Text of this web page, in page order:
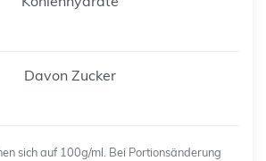
Davon Zucker
sich auf 100g/ml. Bei Portionsänderung